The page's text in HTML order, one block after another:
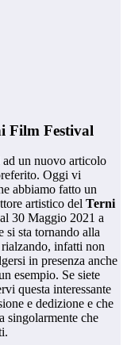
Film Festival
ad un nuovo articolo
Oggi vi
abbiamo fatto un
artistico del Terni
30 Maggio 2021 a
si sta tornando alla
infatti non
in presenza anche
esempio. Se siete
questa interessante
e dedizione e che
singolarmente che